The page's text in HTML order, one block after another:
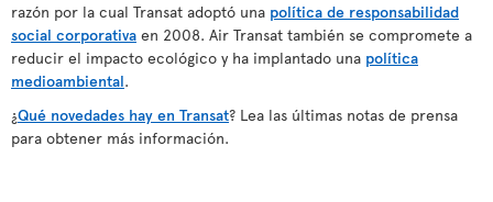
razón por la cual Transat adoptó una política de responsabilidad
social corporativa en 2008. Air Transat también se compromete a
reducir el impacto ecológico y ha implantado una política
medioambiental.
¿Qué novedades hay en Transat? Lea las últimas notas de prensa
para obtener más información.